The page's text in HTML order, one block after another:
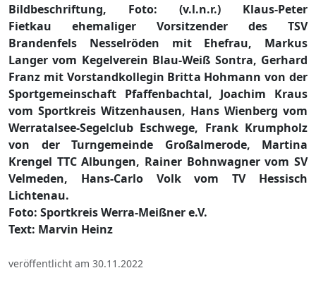
Bildbeschriftung, Foto: (v.l.n.r.) Klaus-Peter
Fietkau ehemaliger Vorsitzender des TSV
Brandenfels Nesselröden mit Ehefrau, Markus
Langer vom Kegelverein Blau-Weiß Sontra, Gerhard
Franz mit Vorstandkollegin Britta Hohmann von der
Sportgemeinschaft Pfaffenbachtal, Joachim Kraus
vom Sportkreis Witzenhausen, Hans Wienberg vom
Werratalsee-Segelclub Eschwege, Frank Krumpholz
von der Turngemeinde Großalmerode, Martina
Krengel TTC Albungen, Rainer Bohnwagner vom SV
Velmeden, Hans-Carlo Volk vom TV Hessisch
Lichtenau.
Foto: Sportkreis Werra-Meißner e.V.
Text: Marvin Heinz
veröffentlicht am 30.11.2022